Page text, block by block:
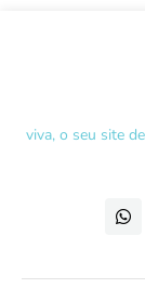
viva, o seu site